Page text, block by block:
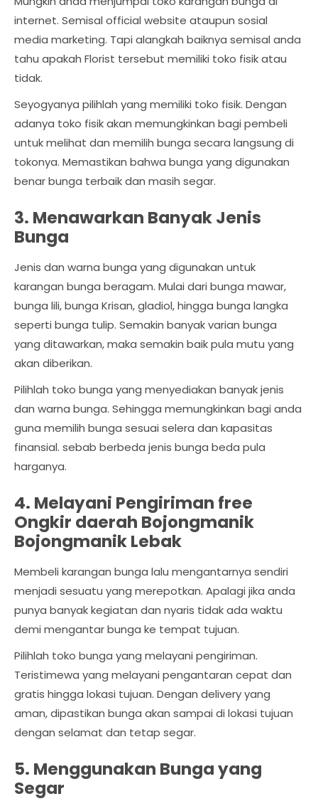
internet. Semisal official website ataupun sosial
media marketing. Tapi alangkah baiknya semisal anda
tahu apakah Florist tersebut memiliki toko fisik atau
tidak.
Seyogyanya pilihlah yang memiliki toko fisik. Dengan
adanya toko fisik akan memungkinkan bagi pembeli
untuk melihat dan memilih bunga secara langsung di
tokonya. Memastikan bahwa bunga yang digunakan
benar bunga terbaik dan masih segar.
3. Menawarkan Banyak Jenis
Bunga
Jenis dan warna bunga yang digunakan untuk
karangan bunga beragam. Mulai dari bunga mawar,
bunga lili, bunga Krisan, gladiol, hingga bunga langka
seperti bunga tulip. Semakin banyak varian bunga
yang ditawarkan, maka semakin baik pula mutu yang
akan diberikan.
Pilihlah toko bunga yang menyediakan banyak jenis
dan warna bunga. Sehingga memungkinkan bagi anda
guna memilih bunga sesuai selera dan kapasitas
finansial. sebab berbeda jenis bunga beda pula
harganya.
4. Melayani Pengiriman free
Ongkir daerah Bojongmanik
Bojongmanik Lebak
Membeli karangan bunga lalu mengantarnya sendiri
menjadi sesuatu yang merepotkan. Apalagi jika anda
punya banyak kegiatan dan nyaris tidak ada waktu
demi mengantar bunga ke tempat tujuan.
Pilihlah toko bunga yang melayani pengiriman.
Teristimewa yang melayani pengantaran cepat dan
gratis hingga lokasi tujuan. Dengan delivery yang
aman, dipastikan bunga akan sampai di lokasi tujuan
dengan selamat dan tetap segar.
5. Menggunakan Bunga yang
Segar